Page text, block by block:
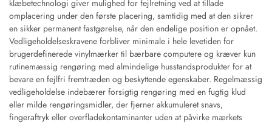
klæbetechnologi giver mulighed for fejlretning ved at tillade
omplacering under den første placering, samtidig med at den sikrer
en sikker permanent fastgørelse, når den endelige position er opnået.
Vedligeholdelseskravene forbliver minimale i hele levetiden for
brugerdefinerede vinylmærker til bærbare computere og kræver kun
rutinemæssig rengøring med almindelige husstandsprodukter for at
bevare en fejlfri fremtræden og beskyttende egenskaber. Regelmæssig
vedligeholdelse indebærer forsigtig rengøring med en fugtig klud
eller milde rengøringsmidler, der fjerner akkumuleret snavs,
fingeraftryk eller overfladekontaminanter uden at påvirke mærkets